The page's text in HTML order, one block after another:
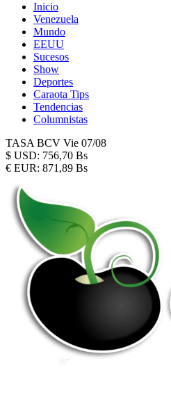
Inicio
Venezuela
Mundo
EEUU
Sucesos
Show
Deportes
Caraota Tips
Tendencias
Columnistas
TASA BCV Vie 07/08
$ USD: 756,70 Bs
€ EUR: 871,89 Bs